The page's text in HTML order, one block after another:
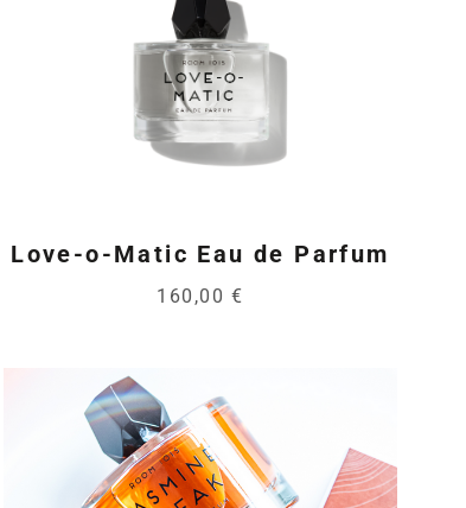
Love-o-Matic Eau de Parfum
160,00 €